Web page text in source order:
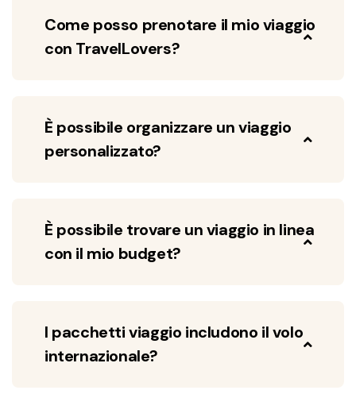
Come posso prenotare il mio viaggio
con TravelLovers?
È possibile organizzare un viaggio
personalizzato?
È possibile trovare un viaggio in linea
con il mio budget?
I pacchetti viaggio includono il volo
internazionale?